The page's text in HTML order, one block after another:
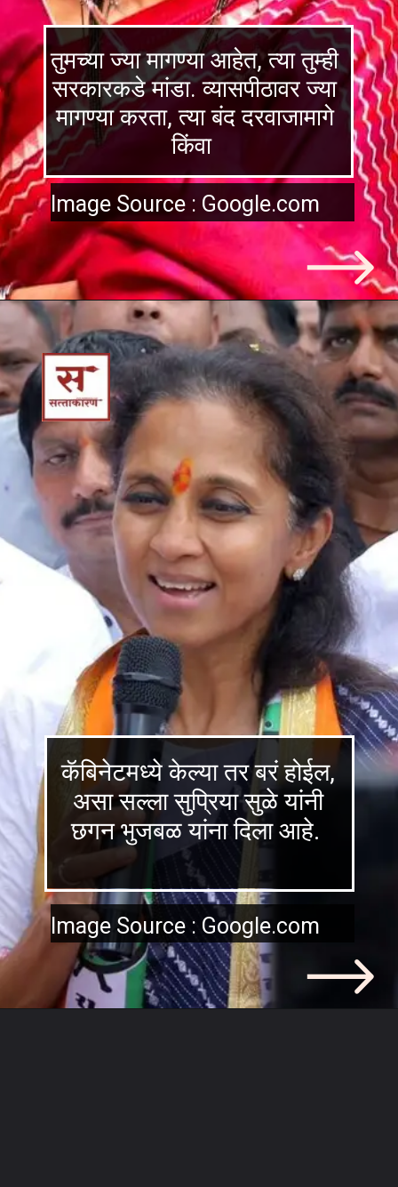
तुमच्या ज्या मागण्या आहेत, त्या तुम्ही
सरकारकडे मांडा. व्यासपीठावर ज्या
मागण्या करता, त्या बंद दरवाजामागे
किंवा
Image Source : Google.com
कॅबिनेटमध्ये केल्या तर बरं होईल,
असा सल्ला सुप्रिया सुळे यांनी
छगन भुजबळ यांना दिला आहे.
Image Source : Google.com